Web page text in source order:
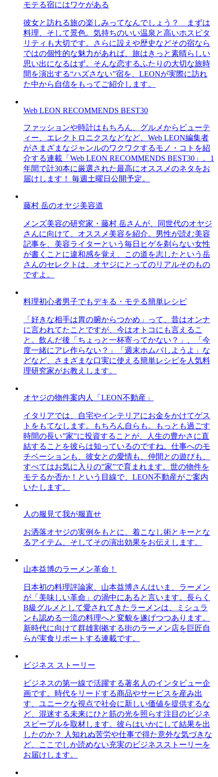
モテる宿にはワケがある
彼女と訪れる旅の楽しみってなんでしょう？ まずは
料理、そして景色。気持ちのいい温泉と高いホスピタ
リティも大切です。さらに設えや歴史などその宿なら
ではの個性的な魅力があれば、旅はきっと素晴らしい
思い出になるはず。そんな恋するふたりの大切な旅時
間を演出する“ハズさない”宿を、LEONが実際に訪れ
た中から自信をもってご紹介します。
Web LEON RECOMMENDS BEST30
ファッションや時計はもちろん、グルメからビューテ
ィー、エレクトロニクスなどなど、Web LEON編集者
がさまざまなジャンルのワクワクするモノ・コトを紹
介する連載「Web LEON RECOMMENDS BEST30」。1
年間で計30本に厳選された最高にオススメのネタをお
届けします！ 毎週土曜日公開予定。
藤村 岳のオヤジ美容道
メンズ美容の研究家・藤村 岳さんが、同世代のオヤジ
さんに向けて、オススメ美容を紹介。男性が読む美容
記事を、美容ライターという毎日ヒゲを剃らない女性
が書くことに違和感を覚え、この道を志したという岳
さんのセレクトは、オヤジにとってのリアルそのもの
ですよ。
料理初心者男子でもデキる・モテる簡単レシピ
「好きな相手は胃の腑からつかめ」って、昔はオンナ
に言われてたことですが、今はオトコにも言えるこ
と。飲んだ後「ちょっと一杯寄ってかない？」、「今
度一緒にアレ作らない？」「週末ホムパしようよ」な
どなど、さまざまな口実に使える簡単レシピを人気料
理研究家がお教えします。
オヤジの物件案内人「LEON不動産」
イタリアでは、自宅やインテリアにお金をかけてゲス
トをもてなします。もちろん自らも。もっとも過ごす
時間の長い”家”に投資することが、人生の豊かさに直
結することを彼らは知っているのですね。仕事へのモ
チベーションも、彼女との愛情も、仲間との遊びも、
すべてはお気に入りの”家”で育まれます。世の物件を
モテるか否か！という目線で、LEON不動産がご案内
いたします。
人の服見て我が服直せ
お洒落オヤジの実例をもとに、着こなし術とキーとな
るアイテム、そしてその演出効果をお伝えします。
山本益博のラーメン革命！
日本初の料理評論家、山本益博さんはいま、ラーメン
が「美味しい革命」の渦中にあると言います。長らく
B級グルメとして愛されてきたラーメンは、ミシュラ
ンも認める一流の料理へと変貌を遂げつつあります。
新時代に向けて群雄割拠する街のラーメン店を巨匠自
らが実食リポートする連載です。
ビジネス ストーリー
ビジネスの第一線で活躍する著名人のインタビュー企
画です。時代をリードする商品やサービスを産み出
す、ユニークな視点で社会に新しい価値を提供するな
ど、混迷する未来にひと筋の光を照らす注目のビジネ
スピープルを取材します。彼らはいかにして結果を出
したのか？ 人知れぬ苦労や仕事で得た意外な気づきな
ど、ここでしか読めない充実のビジネスストーリーを
お届けします。